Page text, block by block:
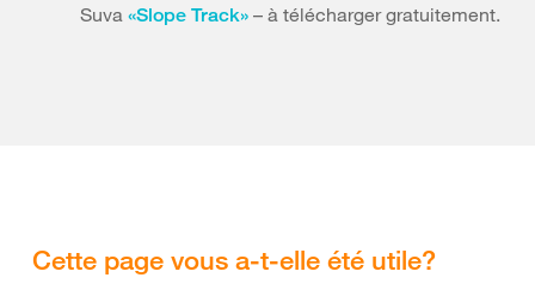
Suva «Slope Track» – à télécharger gratuitement.
Cette page vous a-t-elle été utile?